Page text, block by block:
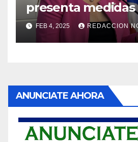
presenta
violencia en el
FEB 4, 2025 REDACCION
ANUNCIATE AHORA